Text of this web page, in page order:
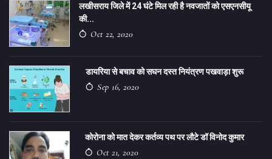
लखीसराय जिले में 24 घंटे मिल रही है नवजातों को एसएनसीयू
की...
Oct 22, 2020
डायरिया से बचाव को सघन दस्त नियंत्रण पखवाड़ा शुरू
Sep 16, 2020
कोरोना को मात देकर कर्तव्य पथ पर लौटे डॉ विनोद कुमार
Oct 21, 2020